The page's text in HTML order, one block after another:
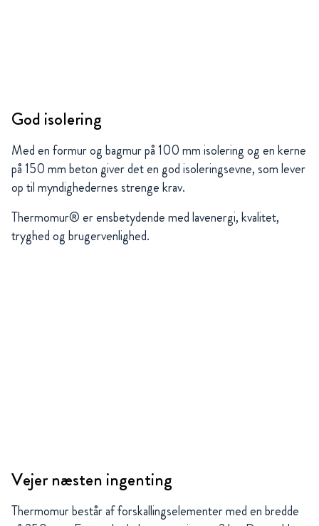
God isolering
Med en formur og bagmur på 100 mm isolering og en kerne
på 150 mm beton giver det en god isoleringsevne, som lever
op til myndighedernes strenge krav.
Thermomur® er ensbetydende med lavenergi, kvalitet,
tryghed og brugervenlighed.
Vejer næsten ingenting
Thermomur består af forskallingselementer med en bredde